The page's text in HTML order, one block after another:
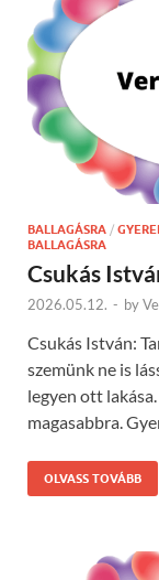
BALLAGÁSRA /
BALLAGÁSRA
Csukás
2026.05.12. - by
Csukás István:
szemünk ne is
legyen ott
magasabbra.
OLVASS TOVÁBB